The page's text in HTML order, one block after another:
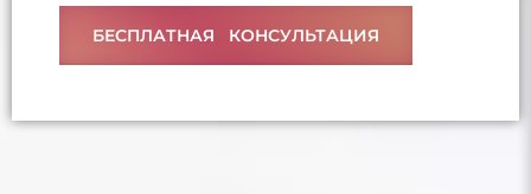
БЕСПЛАТНАЯ КОНСУЛЬТАЦИЯ